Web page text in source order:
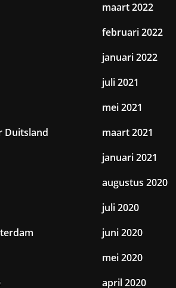
Duitsland
maart 2022
februari 2022
januari 2022
juli 2021
mei 2021
maart 2021
januari 2021
augustus 2020
juli 2020
juni 2020
mei 2020
april 2020